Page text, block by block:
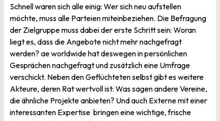
Schnell waren sich alle einig: Wer sich neu aufstellen
möchte, muss alle Parteien miteinbeziehen. Die Befragung
der Zielgruppe muss dabei der erste Schritt sein: Woran
liegt es, dass die Angebote nicht mehr nachgefragt
werden? ae worldwide hat deswegen in persönlichen
Gesprächen nachgefragt und zusätzlich eine Umfrage
verschickt. Neben den Geflüchteten selbst gibt es weitere
Akteure, deren Rat wertvoll ist: Was sagen andere Vereine,
die ähnliche Projekte anbieten? Und auch Externe mit einer
interessanten Expertise bringen eine wichtige, frische